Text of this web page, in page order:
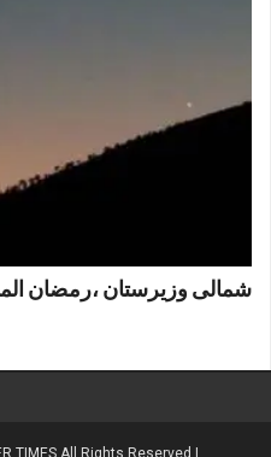
شمالی وزیرستان ،رمضان